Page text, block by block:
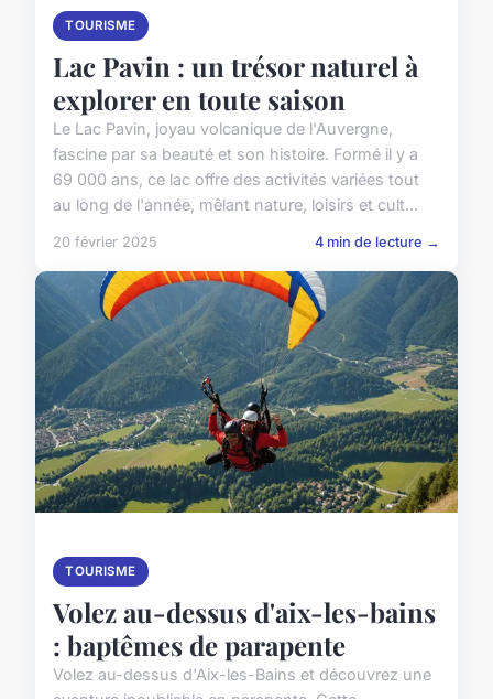
TOURISME
Lac Pavin : un trésor naturel à
explorer en toute saison
Le Lac Pavin, joyau volcanique de l'Auvergne,
fascine par sa beauté et son histoire. Formé il y a
69 000 ans, ce lac offre des activités variées tout
au long de l'année, mêlant nature, loisirs et cult...
20 février 2025 4 min de lecture →
TOURISME
Volez au-dessus d'aix-les-bains
: baptêmes de parapente
Volez au-dessus d'Aix-les-Bains et découvrez une